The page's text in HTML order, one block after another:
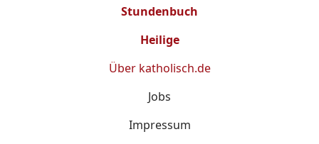
Stundenbuch
Heilige
Über katholisch.de
Jobs
Impressum